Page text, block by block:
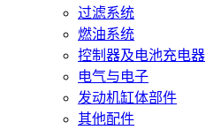
过滤系统
燃油系统
控制器及电池充电器
电气与电子
发动机缸体部件
其他配件